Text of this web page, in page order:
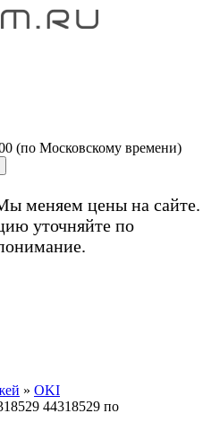
(по Московскому времени)
меняем цены на сайте.
уточняйте по
» OKI
44318529 по